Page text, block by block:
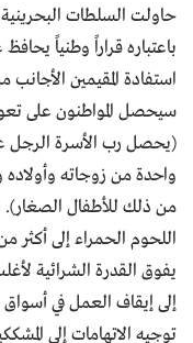
حاولت السلطات
باعتباره قراراً وطنياً
استفادة المقيمين
سيحصل المواطنون على
من ذلك للأطفال الصغار).
اللحوم الحمراء إلى
يفوق القدرة الشرائية
إلى إيقاف العمل في
توجيه الاتهامات إلى